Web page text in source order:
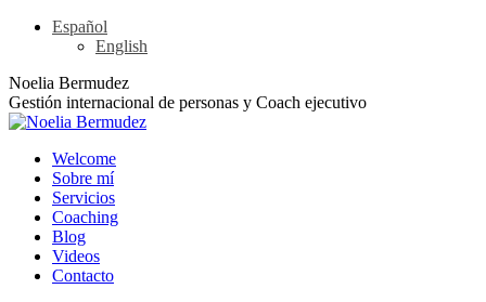
Skip
Español
English
Linkedin
page
opens
new
window
YouTube
page
opens
new
window
Rss
page
opens
new
window
X
page
opens
new
window
Noelia Bermudez
Gestión internacional de personas y Coach ejecutivo
Welcome
Sobre mí
Servicios
Coaching
Blog
Videos
Contacto